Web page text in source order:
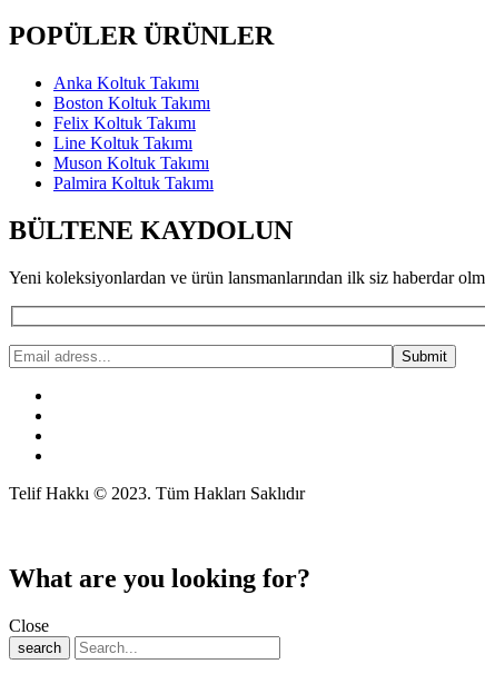
POPÜLER ÜRÜNLER
Anka Koltuk Takımı
Boston Koltuk Takımı
Felix Koltuk Takımı
Line Koltuk Takımı
Muson Koltuk Takımı
Palmira Koltuk Takımı
BÜLTENE KAYDOLUN
Yeni koleksiyonlardan ve ürün lansmanlarından ilk siz haberdar
Telif Hakkı © 2023. Tüm Hakları Saklıdır
What are you looking for?
Close
search